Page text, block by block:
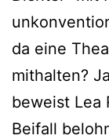
da eine
mithalten?
beweist Lea
Beifall